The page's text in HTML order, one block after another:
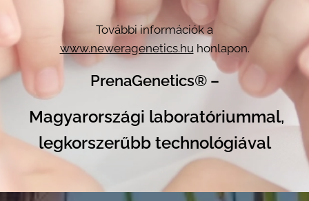
További információk a
www.neweragenetics.huhonlapon.
PrenaGenetics® –
Magyarországi laboratóriummal,
legkorszerűbb technológiával